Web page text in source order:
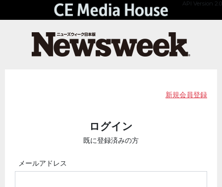
API Version 2.0
新規会員登録
ログイン
既に登録済みの方
メールアドレス